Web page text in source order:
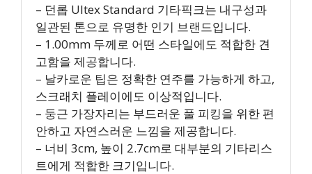
– 던롭 Ultex Standard 기타픽크는 내구성과
일관된 톤으로 유명한 인기 브랜드입니다.
– 1.00mm 두께로 어떤 스타일에도 적합한 견
고함을 제공합니다.
– 날카로운 팁은 정확한 연주를 가능하게 하고,
스크래치 플레이에도 이상적입니다.
– 둥근 가장자리는 부드러운 풀 피킹을 위한 편
안하고 자연스러운 느낌을 제공합니다.
– 너비 3cm, 높이 2.7cm로 대부분의 기타리스
트에게 적합한 크기입니다.